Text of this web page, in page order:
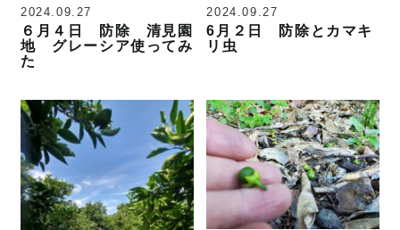
2024.09.27
６月４日 防除 清見園
地 グレーシア使ってみ
た
2024.09.27
6月２日 防除とカマキ
リ虫